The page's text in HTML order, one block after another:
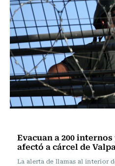
Evacuan a 200
afectó a cárcel de
La alerta de llamas al interior